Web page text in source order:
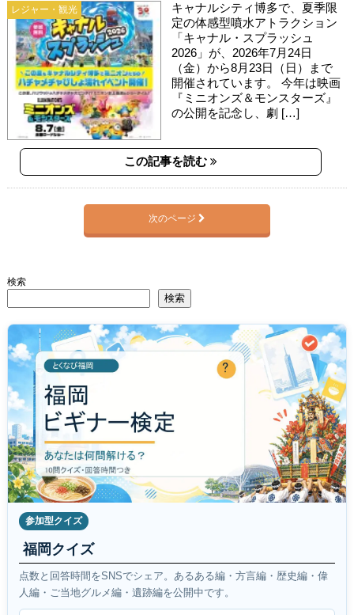
レジャー・観光
キャナルシティ博多で、夏季限
定の体感型噴水アトラクション
「キャナル・スプラッシュ
2026」が、2026年7月24日
（金）から8月23日（日）まで
開催されています。 今年は映画
『ミニオンズ＆モンスターズ』
の公開を記念し、劇 […]
この記事を読む
次のページ
検索
検索
参加型クイズ
福岡クイズ
点数と回答時間をSNSでシェア。あるある編・方言編・歴史編・偉
人編・ご当地グルメ編・遺跡編を公開中です。